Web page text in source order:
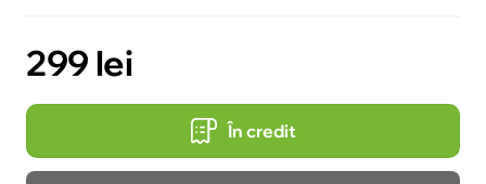
299 lei
În credit